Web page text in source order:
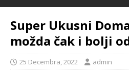
Super Ukusni
možda čak i bolji
25 Decembra, 2022 admin